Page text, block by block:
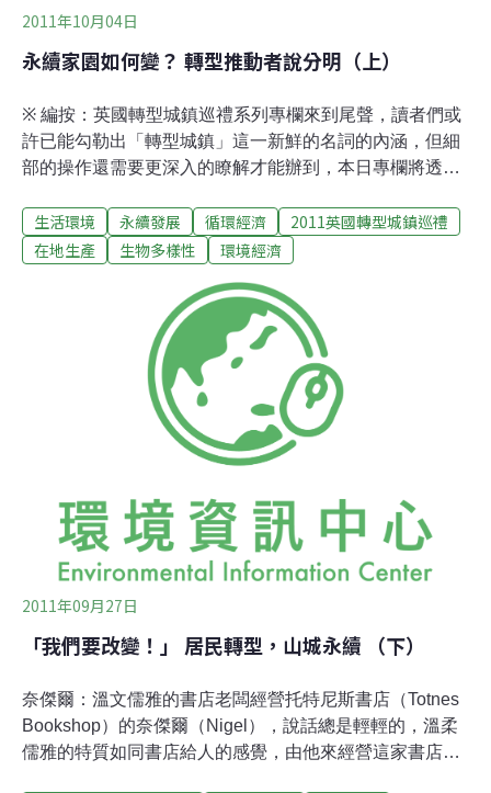
2011年10月04日
永續家園如何變？ 轉型推動者說分明（上）
※ 編按：英國轉型城鎮巡禮系列專欄來到尾聲，讀者們或
許已能勾勒出「轉型城鎮」這一新鮮的名詞的內涵，但細
部的操作還需要更深入的瞭解才能辦到，本日專欄將透過
變」的經驗與秘訣。在托特尼斯這個寧靜山城中，我們跟
南漢斯區議員羅勃．芬特先生以及許多城鎮中的小商家們
響。我們看到這些充滿活力的人如何透過相互連結，共同
營造出一個更好的家園。城鎮對他們來說就像個實驗室，
各種不同的綠點子都可在這找到志同道合的朋友來一起實
踐。對山城中的居民來說：改變，俯拾即是。而在台灣，
正如英國，有很多新的改變的契機正在各地興起：是做好
居家節能、是加入生態解說的工作，或是挽起袖子，做一
介貼體土地的城市農夫等等。在系列專欄的尾聲，轉型城
Giangrande將和我們分享更
生活環境 永續發展 循環經濟
2011英國轉型城鎮巡禮
在地生產
生物多樣性 環境經濟
2011年09月27日
「我們要改變！」 居民轉型，山城永續 （下）
奈傑爾：溫文儒雅的書店老闆經營托特尼斯書店（Totnes
Bookshop）的奈傑爾（Nigel），說話總是輕輕的，溫柔
儒雅的特質如同書店給人的感覺，由他來經營這家書店就